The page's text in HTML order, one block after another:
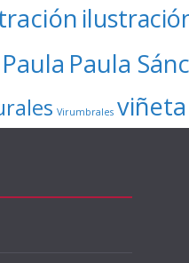
Paula Paula
Virumbrales viñeta